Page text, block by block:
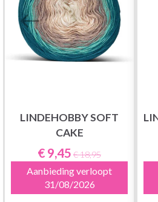
LINDEHOBBY SOFT
CAKE
€ 9,45 € 18,95
Aanbieding verloopt
31/08/2026